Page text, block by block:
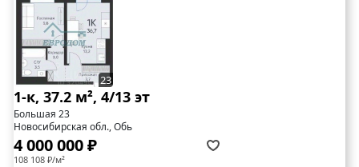
23
1-к, 37.2 м², 4/13 эт
Большая 23
Новосибирская обл., Обь
4 000 000 ₽
108 108 ₽/м²